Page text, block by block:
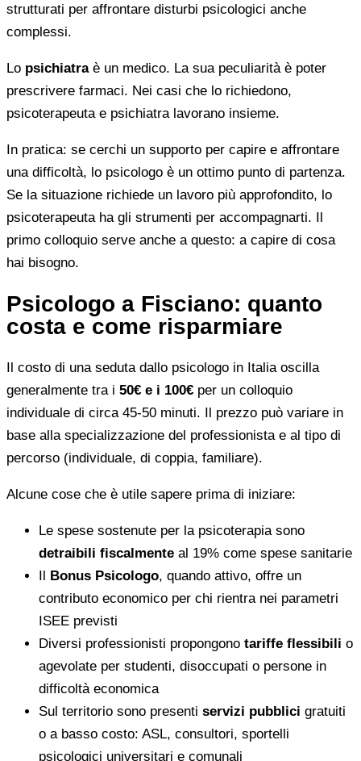
strutturati per affrontare disturbi psicologici anche
complessi.
Lo psichiatraè un medico. La sua peculiarità è poter
prescrivere farmaci. Nei casi che lo richiedono,
psicoterapeuta e psichiatra lavorano insieme.
In pratica: se cerchi un supporto per capire e affrontare
una difficoltà, lo psicologo è un ottimo punto di partenza.
Se la situazione richiede un lavoro più approfondito, lo
psicoterapeuta ha gli strumenti per accompagnarti. Il
primo colloquio serve anche a questo: a capire di cosa
hai bisogno.
Psicologo a Fisciano: quanto
costa e come risparmiare
Il costo di una seduta dallo psicologo in Italia oscilla
generalmente tra i 50€ e i 100€ per un colloquio
individuale di circa 45-50 minuti. Il prezzo può variare in
base alla specializzazione del professionista e al tipo di
percorso (individuale, di coppia, familiare).
Alcune cose che è utile sapere prima di iniziare:
Le spese sostenute per la psicoterapia sono
detraibili fiscalmente al 19% come spese sanitarie
Il Bonus Psicologo, quando attivo, offre un
contributo economico per chi rientra nei parametri
ISEE previsti
Diversi professionisti propongono tariffe flessibili o
agevolate per studenti, disoccupati o persone in
difficoltà economica
Sul territorio sono presenti servizi pubblici gratuiti
o a basso costo: ASL, consultori, sportelli
psicologici universitari e comunali